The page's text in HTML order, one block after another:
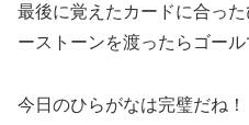
最後に覚えたカードに合っ
ーストーンを渡ったらゴール
今日のひらがなは完璧だね！